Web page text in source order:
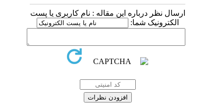
ارسال نظر درباره این مقاله : نام کاربری یا پست
الکترونیک شما: